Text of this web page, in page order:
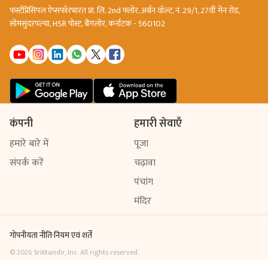
फर्स्टप्रिंसिपल ऐप्सफॉरभारत प्रा. लि. 2nd फ्लोर, अर्बन वॉल्ट, नं. 29/1, 27वीं मेन रोड,
सोमसुंदरपल्या, HSR पोस्ट, बैंगलोर, कर्नाटक - 560102
कंपनी
हमारे बारे में
संपर्क करें
हमारी सेवाएँ
पूजा
चढ़ावा
पंचांग
मंदिर
गोपनीयता नीति·नियम एवं शर्तें
©2026 SriMandir, Inc. All rights reserved.